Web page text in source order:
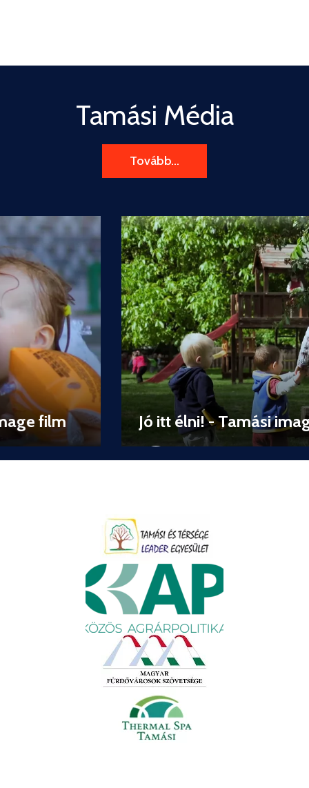
Tamási Média
Tovább...
Jó itt élni! - Tamási image film 2.